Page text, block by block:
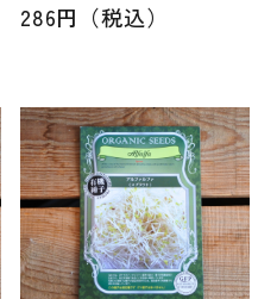
286円（税込）